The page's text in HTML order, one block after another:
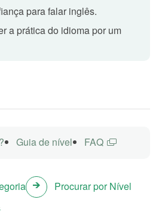
uma conversa livre com o
são apenas exemplos, sinta-se
novos temas e/ou perguntas.
são apenas exemplos, sinta-se
novos temas e/ou perguntas.
coisas que você
viaja?
para falar inglês.
a prática do idioma por um
Guia de nível FAQ
Procurar por Nível